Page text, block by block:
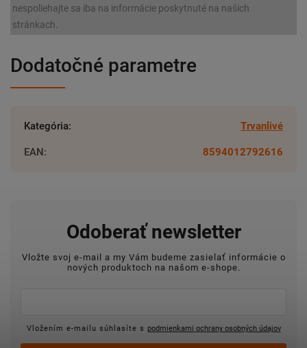
nespoliehajte sa iba na informácie poskytnuté na našich
stránkach.
Dodatočné parametre
Kategória: Trvanlivé
EAN: 8594012792616
Odoberať newsletter
Vložte svoj e-mail a my Vám budeme zasielať informácie o
nových produktoch na našom e-shope.
Vložením e-mailu súhlasíte s podmienkami ochrany osobných údajov